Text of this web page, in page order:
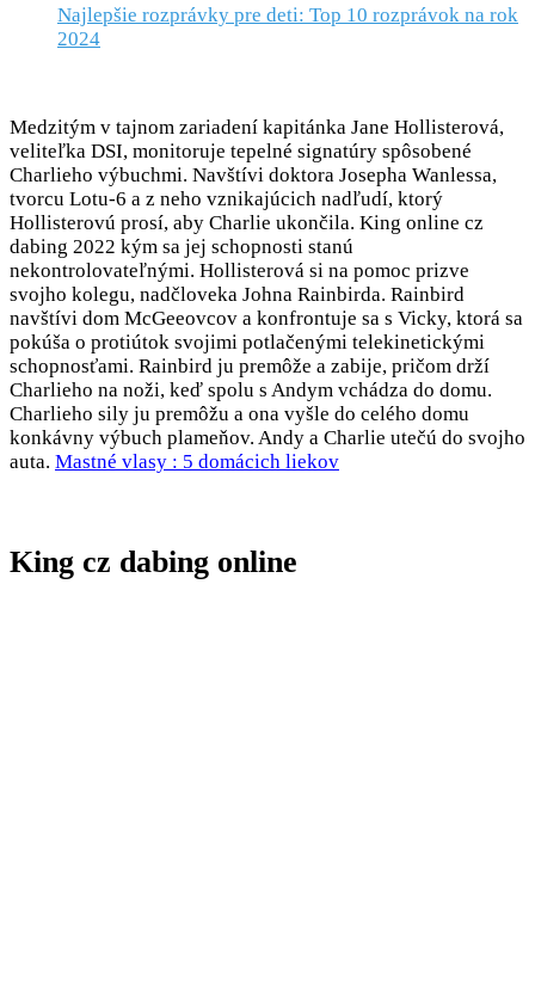
Najlepšie rozprávky pre deti: Top 10 rozprávok na rok
2024
Medzitým v tajnom zariadení kapitánka Jane Hollisterová,
veliteľka DSI, monitoruje tepelné signatúry spôsobené
Charlieho výbuchmi. Navštívi doktora Josepha Wanlessa,
tvorcu Lotu-6 a z neho vznikajúcich nadľudí, ktorý
Hollisterovú prosí, aby Charlie ukončila. King online cz
dabing 2022 kým sa jej schopnosti stanú
nekontrolovateľnými. Hollisterová si na pomoc prizve
svojho kolegu, nadčloveka Johna Rainbirda. Rainbird
navštívi dom McGeeovcov a konfrontuje sa s Vicky, ktorá sa
pokúša o protiútok svojimi potlačenými telekinetickými
schopnosťami. Rainbird ju premôže a zabije, pričom drží
Charlieho na noži, keď spolu s Andym vchádza do domu.
Charlieho sily ju premôžu a ona vyšle do celého domu
konkávny výbuch plameňov. Andy a Charlie utečú do svojho
auta. Mastné vlasy : 5 domácich liekov
King cz dabing online